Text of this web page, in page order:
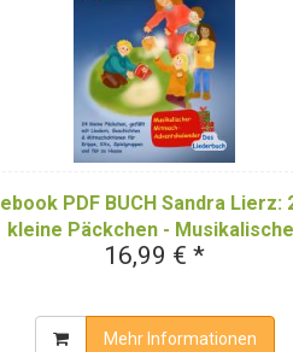
ebook PDF BUCH Sandra Lierz:
kleine Päckchen -
Mitmach-Adventskalender
16,99 € *
Mehr Informationen